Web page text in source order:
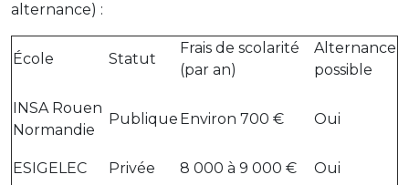
alternance) :
École Statut
Frais de scolarité
(par an)
Alternance
possible
INSA Rouen
Normandie
Publique Environ 700 € Oui
ESIGELEC Privée 8 000 à 9 000 € Oui